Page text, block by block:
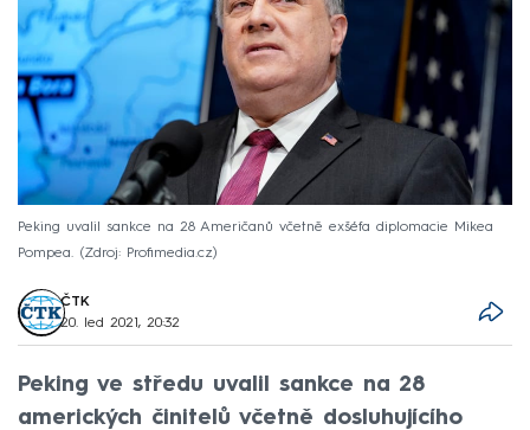
Peking uvalil sankce na 28 Američanů včetně exšéfa diplomacie Mikea
Pompea.
Zdroj: Profimedia.cz
ČTK
20. led 2021, 20:32
Peking ve středu uvalil sankce na 28
amerických činitelů včetně dosluhujícího